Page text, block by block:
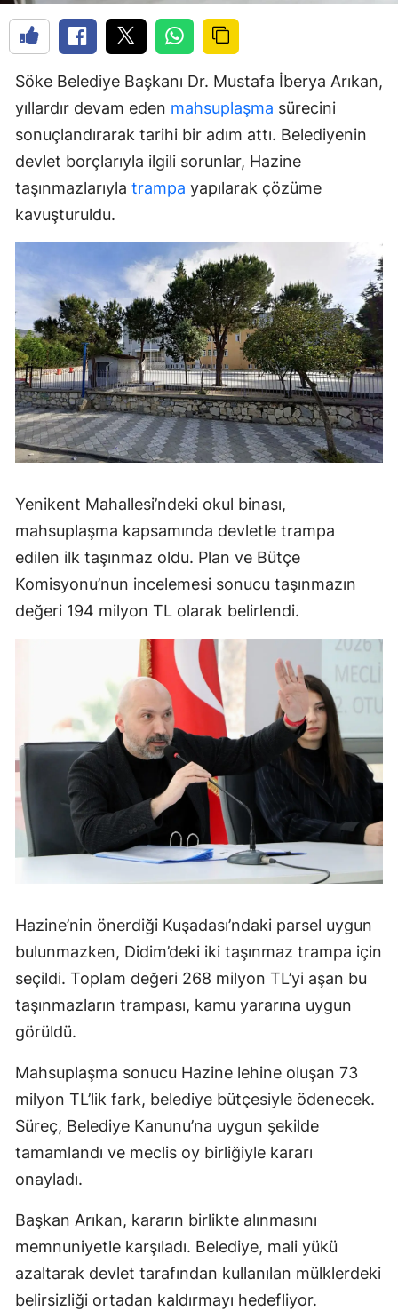
Söke Belediye Başkanı Dr. Mustafa İberya Arıkan,
yıllardır devam eden mahsuplaşma sürecini
sonuçlandırarak tarihi bir adım attı. Belediyenin
devlet borçlarıyla ilgili sorunlar, Hazine
taşınmazlarıyla trampa yapılarak çözüme
kavuşturuldu.
Yenikent Mahallesi’ndeki okul binası,
mahsuplaşma kapsamında devletle trampa
edilen ilk taşınmaz oldu. Plan ve Bütçe
Komisyonu’nun incelemesi sonucu taşınmazın
değeri 194 milyon TL olarak belirlendi.
Hazine’nin önerdiği Kuşadası’ndaki parsel uygun
bulunmazken, Didim’deki iki taşınmaz trampa için
seçildi. Toplam değeri 268 milyon TL’yi aşan bu
taşınmazların trampası, kamu yararına uygun
görüldü.
Mahsuplaşma sonucu Hazine lehine oluşan 73
milyon TL’lik fark, belediye bütçesiyle ödenecek.
Süreç, Belediye Kanunu’na uygun şekilde
tamamlandı ve meclis oy birliğiyle kararı
onayladı.
Başkan Arıkan, kararın birlikte alınmasını
memnuniyetle karşıladı. Belediye, mali yükü
azaltarak devlet tarafından kullanılan mülklerdeki
belirsizliği ortadan kaldırmayı hedefliyor.